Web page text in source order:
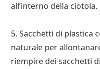
all’interno della ciotola.
5. Sacchetti di plastica
naturale per
riempire dei sacchetti